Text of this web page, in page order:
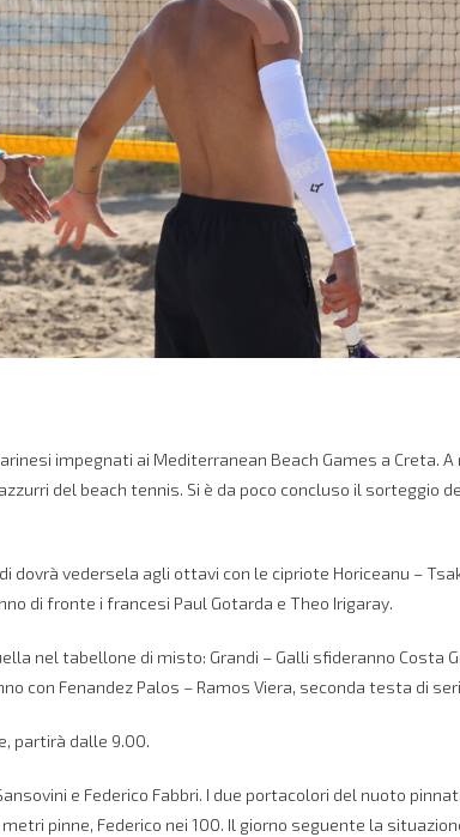
impegnati ai Mediterranean Beach Games a Creta. A
del beach tennis. Si è da poco concluso il sorteggio
dovrà vedersela agli ottavi con le cipriote Horiceanu –
di fronte i francesi Paul Gotarda e Theo Irigaray.
nel tabellone di misto: Grandi – Galli sfideranno Costa
con Fenandez Palos – Ramos Viera, seconda testa di
partirà dalle 9.00.
e Federico Fabbri. I due portacolori del nuoto
pinne, Federico nei 100. Il giorno seguente la